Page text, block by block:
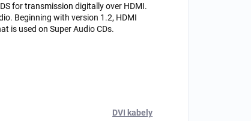
for transmission digitally over HDMI.
Beginning with version 1.2, HDMI
is used on Super Audio CDs.
DVI kabely